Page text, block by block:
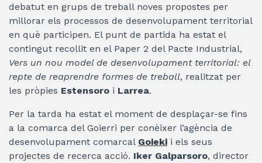
debatut en grups de treball noves propostes per
millorar els processos de desenvolupament territorial
en què participen. El punt de partida ha estat el
contingut recollit en el Paper 2 del Pacte Industrial,
Vers un nou model de desenvolupament territorial: el
repte de reaprendre formes de treball, realitzat per
les pròpies Estensoro i Larrea.
Per la tarda ha estat el moment de desplaçar-se fins
a la comarca del Goierri per conèixer l’agència de
desenvolupament comarcal Goieki i els seus
projectes de recerca acció. Iker Galparsoro, director